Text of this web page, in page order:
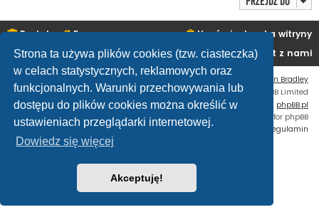
Strona ta używa plików cookies (tzw. ciasteczka)
w celach statystycznych, reklamowych oraz
funkcjonalnych. Warunki przechowywania lub
dostępu do plików cookies można określić w
ustawieniach przeglądarki internetowej.
Dowiedz się więcej
Akceptuję!
Portal Forum
Usuń ciasteczka witryny
Kontakt z nami
Ian Bradley
Technologię dostarczaphpBB® Forum Software © phpBB Limited
Polski pakiet językowy dostarcza phpBB.pl
Custom Code
extension for phpBB
Zasady ochrony danych osobowych
Regulamin